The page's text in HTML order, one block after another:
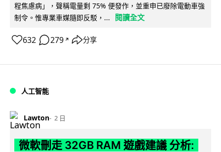
程焦慮病」，聲稱電量剩 75% 便發作，並重申已廢除電動車強
制令。惟專業車媒隨即反駁，...
閱讀全文
632 279 ↗ 分享
人工智能
Lawton 2 日
微軟刪走 32GB RAM 遊戲建議 分析: